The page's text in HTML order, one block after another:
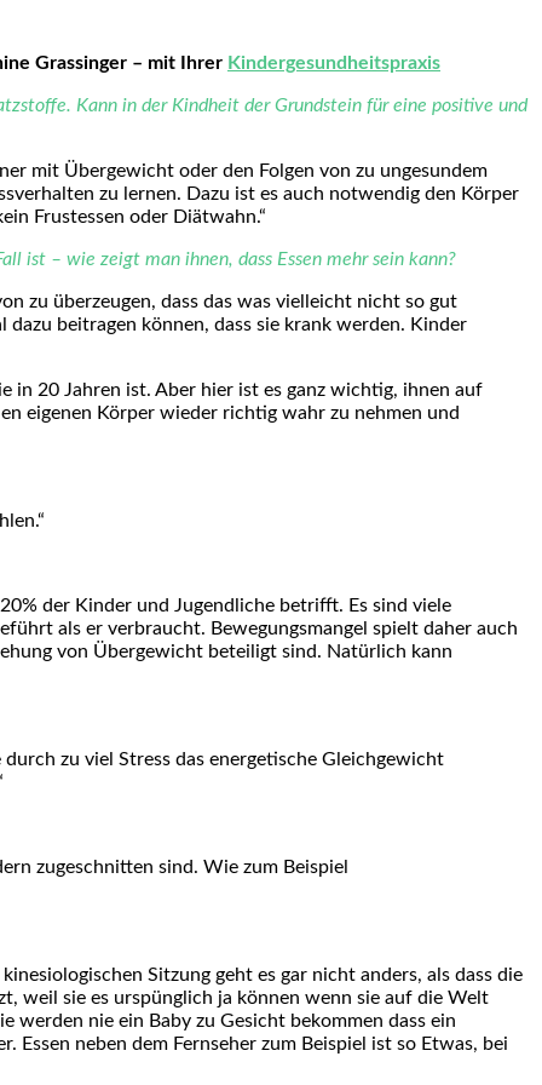
Grassinger – mit Ihrer Kindergesundheitspraxis
Kann in der Kindheit der Grundstein für eine positive und
mit Übergewicht oder den Folgen von zu ungesundem
zu lernen. Dazu ist es auch notwendig den Körper
Frustessen oder Diätwahn.“
ist – wie zeigt man ihnen, dass Essen mehr sein kann?
zu überzeugen, dass das was vielleicht nicht so gut
dazu beitragen können, dass sie krank werden. Kinder
in 20 Jahren ist. Aber hier ist es ganz wichtig, ihnen auf
eigenen Körper wieder richtig wahr zu nehmen und
der Kinder und Jugendliche betrifft. Es sind viele
als er verbraucht. Bewegungsmangel spielt daher auch
von Übergewicht beteiligt sind. Natürlich kann
zu viel Stress das energetische Gleichgewicht
zugeschnitten sind. Wie zum Beispiel
Sitzung geht es gar nicht anders, als dass die
weil sie es urspünglich ja können wenn sie auf die Welt
werden nie ein Baby zu Gesicht bekommen dass ein
neben dem Fernseher zum Beispiel ist so Etwas, bei